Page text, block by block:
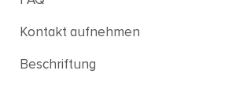
Kontakt aufnehmen
Beschriftung